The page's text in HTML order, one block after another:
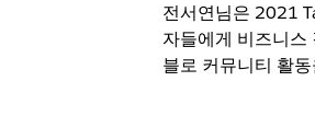
전서연님은 2021
자들에게 비즈니스
블로 커뮤니티 활